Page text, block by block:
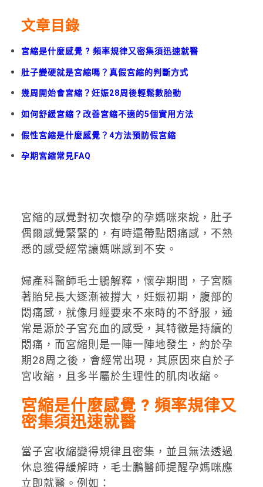
文章目錄
宮縮是什麼感覺 ? 頻率規律又密集須迅速就醫
肚子變硬就是宮縮嗎？真假宮縮的判斷方式
幾周開始會宮縮？妊娠28周後輕鬆數胎動
如何舒緩宮縮？改善宮縮不適的5個實用方法
假性宮縮是什麼感覺？4方法預防假宮縮
孕期宮縮常見FAQ
宮縮的感覺對初次懷孕的孕媽咪來說，肚子
偶爾感覺緊緊的，有時還帶點悶痛感，不熟
悉的感受經常讓媽咪感到不安。
婦產科醫師毛士鵬解釋，懷孕期間，子宮隨
著胎兒長大逐漸被撐大，妊娠初期，腹部的
悶痛感，就像月經要來不來時的不舒服，通
常是源於子宮充血的感受，其特徵是持續的
悶痛，而宮縮則是一陣一陣地發生，約於孕
期28周之後，會經常出現，其原因來自於子
宮收縮，且多半屬於生理性的肌肉收縮。
宮縮是什麼感覺 ? 頻率規律又
密集須迅速就醫
當子宮收縮變得規律且密集，並且無法透過
休息獲得緩解時，毛士鵬醫師提醒孕媽咪應
立即就醫。例如：